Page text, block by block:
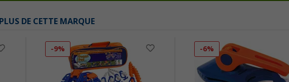
PLUS DE CETTE MARQUE
-9% -6%